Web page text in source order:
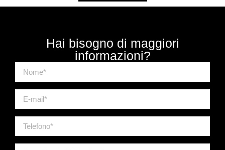
Hai bisogno di maggiori
informazioni?